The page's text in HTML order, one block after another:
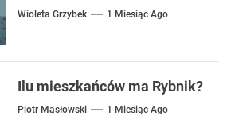
Wioleta Grzybek 1 Miesiąc Ago
Ilu mieszkańców ma Rybnik?
Piotr Masłowski 1 Miesiąc Ago